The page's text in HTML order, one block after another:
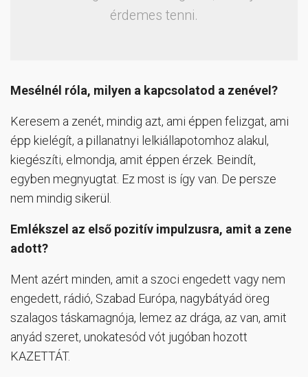
érdemes tenni.
Mesélnél róla, milyen a kapcsolatod a zenével?
Keresem a zenét, mindig azt, ami éppen felizgat, ami
épp kielégít, a pillanatnyi lelkiállapotomhoz alakul,
kiegészíti, elmondja, amit éppen érzek. Beindít,
egyben megnyugtat. Ez most is így van. De persze
nem mindig sikerül.
Emlékszel az első pozitív impulzusra, amit a zene
adott?
Ment azért minden, amit a szoci engedett vagy nem
engedett, rádió, Szabad Európa, nagybátyád öreg
szalagos táskamagnója, lemez az drága, az van, amit
anyád szeret, unokatesód vót jugóban hozott
KAZETTÁT.